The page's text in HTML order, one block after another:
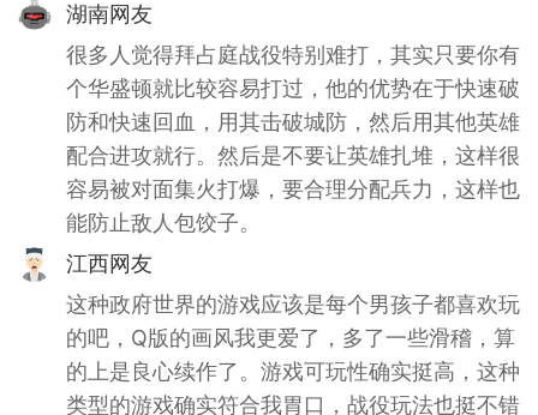
湖南网友
很多人觉得拜占庭战役特别难打，其实只要你有
个华盛顿就比较容易打过，他的优势在于快速破
防和快速回血，用其击破城防，然后用其他英雄
配合进攻就行。然后是不要让英雄扎堆，这样很
容易被对面集火打爆，要合理分配兵力，这样也
能防止敌人包饺子。
江西网友
这种政府世界的游戏应该是每个男孩子都喜欢玩
的吧，Q版的画风我更爱了，多了一些滑稽，算
的上是良心续作了。游戏可玩性确实挺高，这种
类型的游戏确实符合我胃口，战役玩法也挺不错